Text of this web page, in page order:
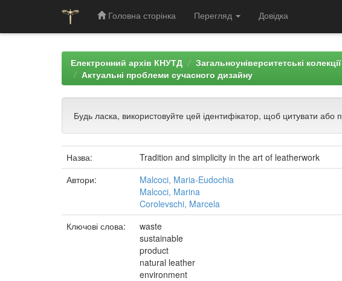
Головна сторінка Перегляд Довідка
Електронний архів КНУТД Загальноуніверситетські колекції
Актуальні проблеми сучасного дизайну
Будь ласка, використовуйте цей ідентифікатор, щоб цитувати або
Назва:
Tradition and simplicity in the art of leatherwork
Автори:
Malcoci, Maria-Eudochia
Malcoci, Marina
Corolevschi, Marcela
Ключові слова:
waste
sustainable
product
natural leather
environment